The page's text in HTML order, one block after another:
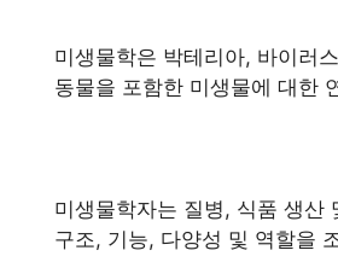
미생물학은 박테리아, 바이러
동물을 포함한 미생물에 대한
미생물학자는 질병, 식품 생산
구조, 기능, 다양성 및 역할을